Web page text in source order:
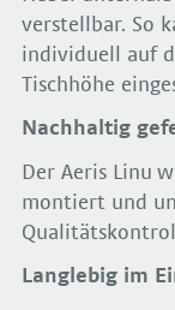
verstellbar. So
individuell auf
Tischhöhe
Nachhaltig
Der Aeris Linu
montiert und
Langlebig im